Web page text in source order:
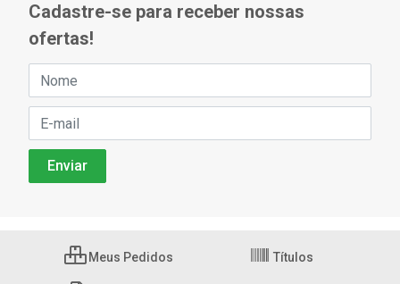
Cadastre-se para receber nossas
ofertas!
Meus Pedidos Títulos